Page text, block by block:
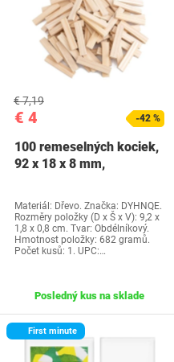
€ 4
€ 7,19
-42 %
100 remeselných kociek,
92 x 18 x 8 mm,
Materiál: Dřevo. Značka: DYHNQE.
Rozměry položky (D x Š x V): 9,2 x
1,8 x 0,8 cm. Tvar: Obdélníkový.
Hmotnost položky: 682 gramů.
Počet kusů: 1. UPC:…
Posledný kus na sklade
First minute